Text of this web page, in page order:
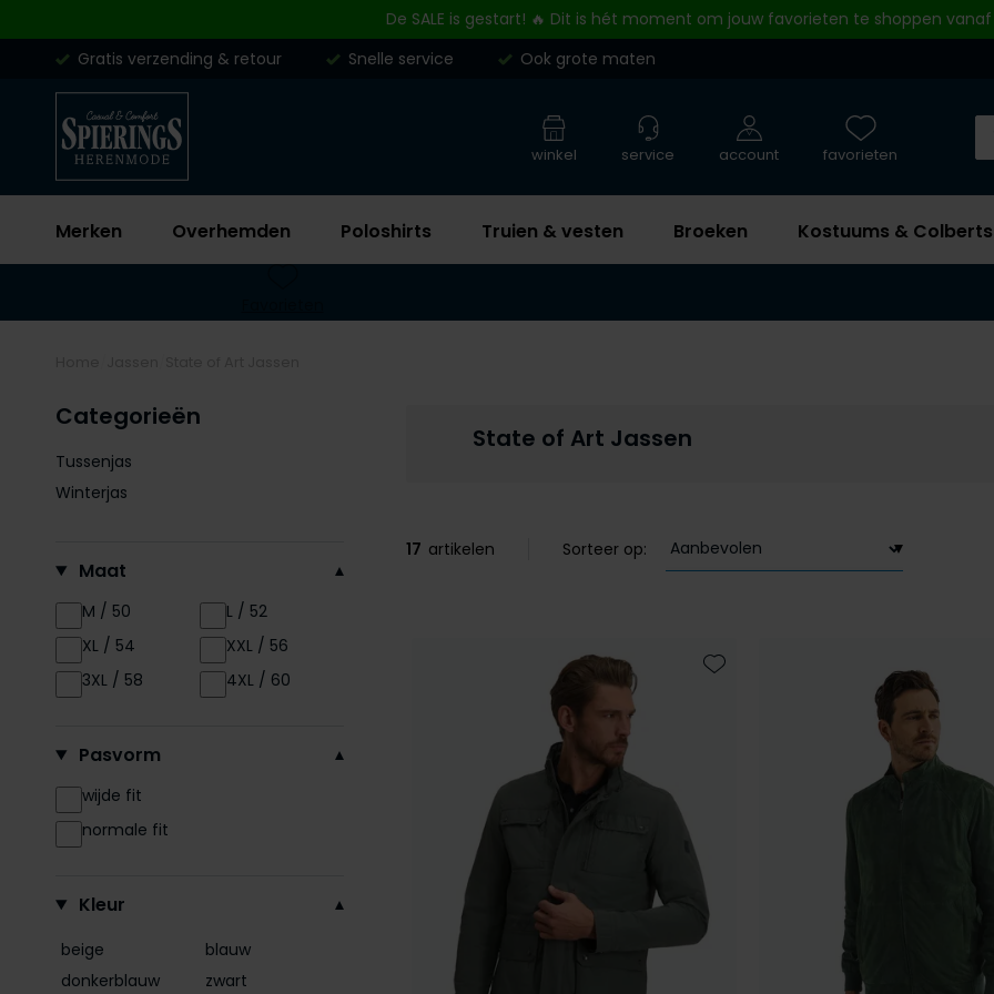
De SALE is gestart! 🔥 Dit is hét moment om jouw favorieten te shoppen vanaf
Gratis verzending & retour
Snelle service Ook grote maten
Merken Overhemden Poloshirts Truien & vesten Broeken Kostuums & Colberts
winkel service account favorieten
State of Art Jassen
Categorieën
Tussenjas
Winterjas
Maat
M / 50
L / 52
XL / 54
XXL / 56
3XL / 58
4XL / 60
Pasvorm
wijde fit
normale fit
Kleur
beige
blauw
donkerblauw
zwart
17 artikelen Sorteer op:
Toevoegen aan favorieten